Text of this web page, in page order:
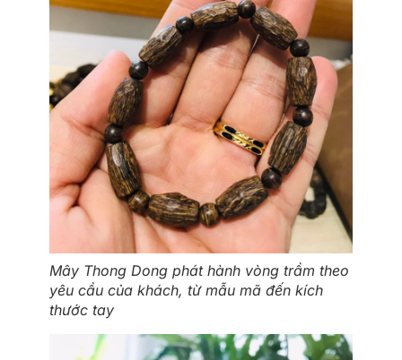
Mây Thong Dong phát hành vòng trầm theo
yêu cầu của khách, từ mẫu mã đến kích
thước tay